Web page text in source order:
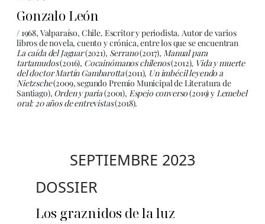
Gonzalo León
/ 1968, Valparaíso, Chile. Escritor y periodista. Autor de varios
libros de novela, cuento y crónica, entre los que se encuentran
La caída del Jaguar(2021), Serrano(2017), Manual para
tartamudos(2016), Cocainómanos chilenos(2012), Vida y muerte
del doctor Martín Gambarotta(2011), Un imbécil leyendo a
Nietzsche(2009, segundo Premio Municipal de Literatura de
Santiago), Orden y paria(2001), Espejo converso(2019) yLemebel
oral: 20 años de entrevistas(2018).
SEPTIEMBRE 2023
DOSSIER
Los graznidos de la luz